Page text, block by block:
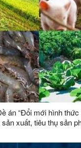
án “Đổi mới hình
xuất, tiêu thụ sản